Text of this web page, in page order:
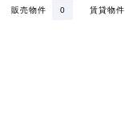
賃貸物件
販売物件 0